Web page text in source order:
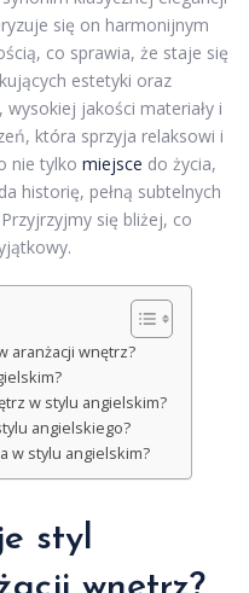
się on harmonijnym
co sprawia, że staje się
estetyki oraz
jakości materiały i
która sprzyja relaksowi i
nie tylko miejsce do życia,
historię, pełną subtelnych
się bliżej, co
aranżacji wnętrz?
w stylu angielskim?
angielskiego?
w stylu angielskim?
styl